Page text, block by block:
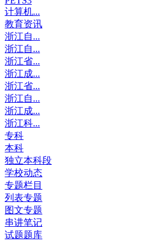
计算机...
教育资讯
浙江自...
浙江自...
浙江省...
浙江成...
浙江省...
浙江自...
浙江成...
浙江科...
专科
本科
独立本科段
学校动态
专题栏目
列表专题
图文专题
串讲笔记
试题题库